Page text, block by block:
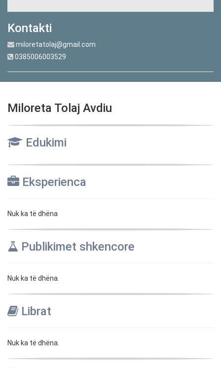
Kontakti
miloretatolaj@gmail.com
0385006003529
Miloreta Tolaj Avdiu
Edukimi
Eksperienca
Nuk ka të dhëna
Publikimet shkencore
Nuk ka të dhëna.
Librat
Nuk ka të dhëna.